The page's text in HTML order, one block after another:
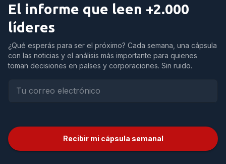
El informe que leen +2.000
líderes
¿Qué esperás para ser el próximo? Cada semana, una cápsula
con las noticias y el análisis más importante para quienes
toman decisiones en países y corporaciones. Sin ruido.
Recibir mi cápsula semanal